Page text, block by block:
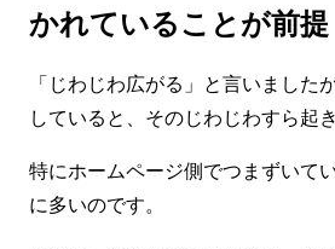
かれていることが前提
「じわじわ広がる」と言いました
していると、そのじわじわすら起き
特にホームページ側でつまずいて
に多いのです。